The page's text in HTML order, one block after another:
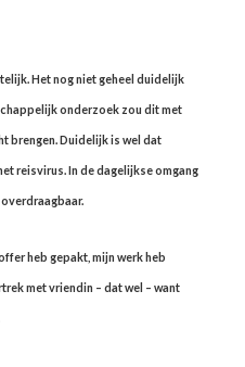
Het nog niet geheel duidelijk
onderzoek zou dit met
brengen. Duidelijk is wel dat
reisvirus. In de dagelijkse omgang
heb gepakt, mijn werk heb
met vriendin – dat wel – want